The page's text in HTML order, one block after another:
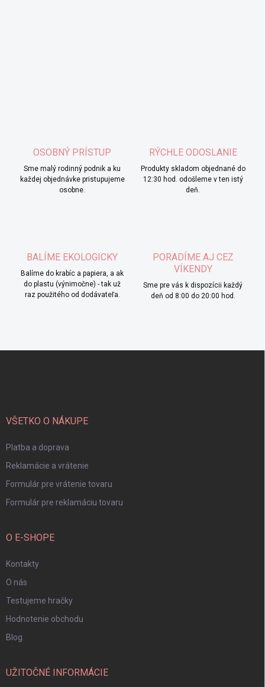
OSOBNÝ PRÍSTUP
Sme malý rodinný podnik a ku
každej objednávke pristupujeme
osobne.
RÝCHLE ODOSLANIE
Produkty skladom objednané do
12:30 hod. odošleme v ten istý
deň.
BALÍME EKOLOGICKY
Balíme do krabíc a papiera, a ak
do plastu (výnimočne) - tak už
raz použitého od dodávateľa.
PORADÍME AJ CEZ
VÍKENDY
Sme pre vás k dispozícii každý
deň od 8:00 do 20:00 hod.
VŠETKO O NÁKUPE
Platba a doprava
Reklamácie a vrátenie
Formulár pre vrátenie tovaru
Formulár pre reklamáciu tovaru
O E-SHOPE
Kontakty
O nás
Testujeme hračky
Hodnotenie obchodu
Blog
UŽITOČNÉ INFORMÁCIE